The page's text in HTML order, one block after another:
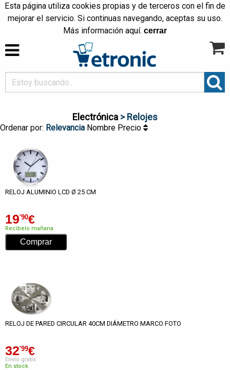
Esta página utiliza cookies propias y de terceros con el fin de
mejorar el servicio. Si continuas navegando, aceptas su uso.
Más información aquí. cerrar
Electrónica > Relojes
Ordenar por: Relevancia Nombre Precio
RELOJ ALUMINIO LCD Ø 25 CM
19'90€
Recíbelo mañana
RELOJ DE PARED CIRCULAR 40CM DIÁMETRO MARCO FOTO
32'99€
Envío gratis
En stock